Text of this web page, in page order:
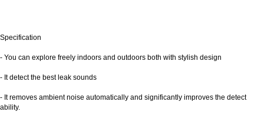
Specification
- You can explore freely indoors and outdoors both with stylish design
- It detect the best leak sounds
- It removes ambient noise automatically and significantly improves the detect
ability.